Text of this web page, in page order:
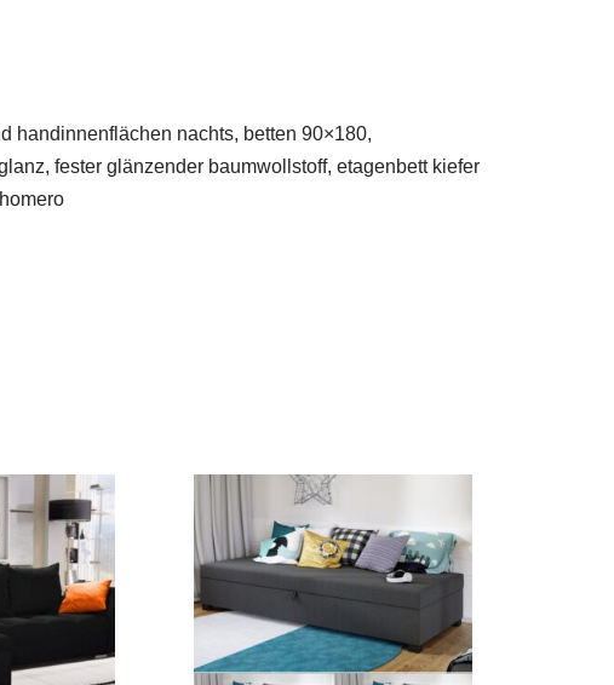
handinnenflächen nachts, betten 90×180,
fester glänzender baumwollstoff, etagenbett kiefer